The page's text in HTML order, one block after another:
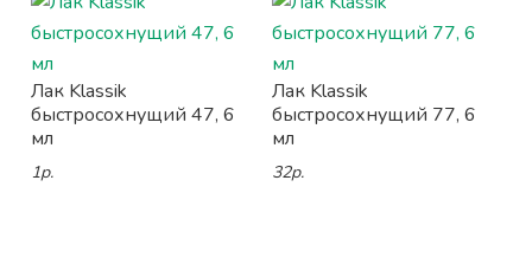
Лак Klassik
быстросохнущий 47, 6
мл
1р.
Лак Klassik
быстросохнущий 77, 6
мл
32р.